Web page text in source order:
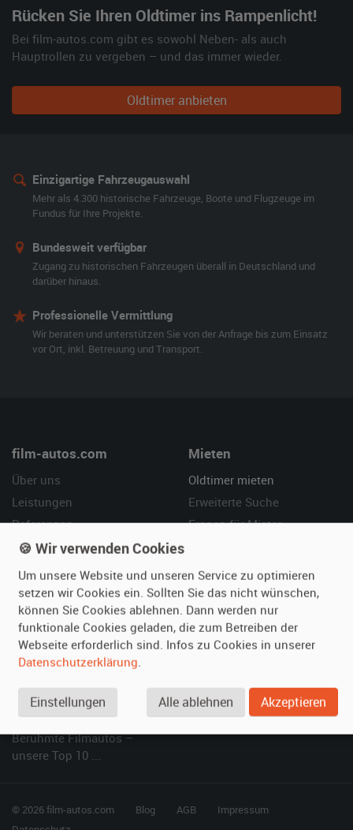
Rücken Sie Ihren Oldtimer ins Rampenlicht!
Bei film-autos.com gibt es sowohl Neben- als auch
Hauptrollen zu vergeben – und das immer wieder.
Oldtimer anbieten
Einzigartige Fahrzeugauswahl
Mehr als 4.300 historische Fahrzeuge, Boote und Flugzeuge im
Fundus für Ihre Projekte.
Bundesweit verfügbar
Zugang zu historischen Fahrzeugen überall in Deutschland und
darüber hinaus.
Professionelle Vermittlung
Wir beraten und unterstützen Sie von der Anfrage bis zum Einsatz
vor Ort, inkl. Betreuung und Transport.
film-autos.com
Über uns
Leistungen
Referenzen
Kundenmeinungen
Mieten
Oldtimer mieten
Erweiterte Suche
Fragen für Mieter
Vermieten
Oldtimer anmelden
Fotos senden
Fragen für Vermieter
Hilfe
Häufige Fragen (FAQ)
So funktioniert's
SPECIAL
Berühmte Filmautos –
unsere Top 10 ...
© 2026 film-autos.com Blog AGB
Impressum
🍪 Wir verwenden Cookies
Um unsere Website und unseren Service zu optimieren
setzen wir Cookies ein. Sollten Sie das nicht wünschen,
können Sie Cookies ablehnen. Dann werden nur
funktionale Cookies geladen, die zum Betreiben der
Webseite erforderlich sind. Infos zu Cookies in unserer
Datenschutzerklärung.
Einstellungen Alle ablehnen Akzeptieren